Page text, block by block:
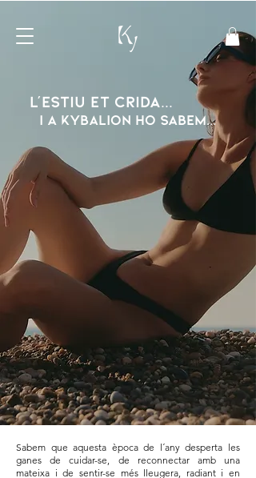
l'estiu et crida...
i a kybalion ho sabem...
Sabem que aquesta època de l´any desperta les
ganes de cuidar-se, de reconnectar amb una
mateixa i de sentir-se més lleugera, radiant i en